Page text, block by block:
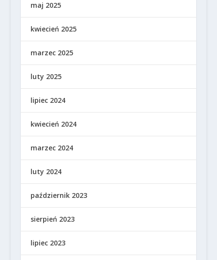
maj 2025
kwiecień 2025
marzec 2025
luty 2025
lipiec 2024
kwiecień 2024
marzec 2024
luty 2024
październik 2023
sierpień 2023
lipiec 2023